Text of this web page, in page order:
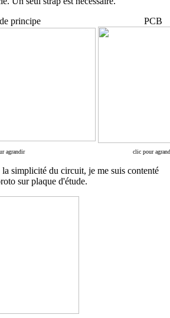
principe
PCB
agrandir clic pour
la simplicité du circuit, je me suis contenté
sur plaque d'étude.